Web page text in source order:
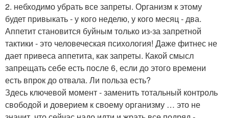
2. небходимо убрать все запреты. Организм к этому
будет привыкать - у кого неделю, у кого месяц - два.
Аппетит становится буйным только из-за запретной
тактики - это человеческая психология! Даже фитнес не
дает привеса аппетита, как запреты. Какой смысл
запрещать себе есть после 6, если до этого времени
есть впрок до отвала. Ли польза есть?
Здесь ключевой момент - заменить тотальный контроль
свободой и доверием к своему организму … это не